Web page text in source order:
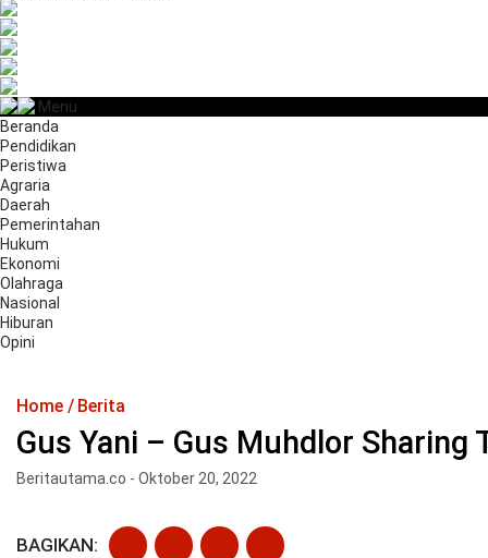
Menu
Beranda
Pendidikan
Peristiwa
Agraria
Daerah
Pemerintahan
Hukum
Ekonomi
Olahraga
Nasional
Hiburan
Opini
Home Berita
Gus Yani – Gus Muhdlor Sharing
Beritautama.co - Oktober 20, 2022
BAGIKAN: